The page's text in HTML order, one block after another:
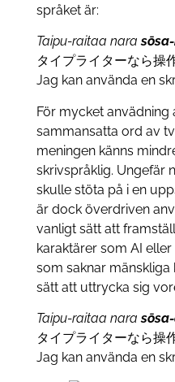
språket är:
Taipu-raitaa nara
タイプライターなら操
Jag kan använda en
För mycket anvädning
sammansatta ord av
meningen känns
skrivspråklig. Ungefär
skulle stöta på i en
är dock överdriven
vanligt sätt att
karaktärer som AI
som saknar mänskliga
sätt att uttrycka sig
Taipu-raitaa nara
タイプライターなら操
Jag kan använda en